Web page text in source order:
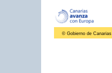
© Gobierno de Canarias